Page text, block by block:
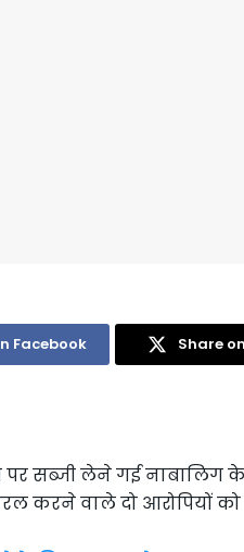
Facebook Share
सब्जी लेने गई नाबालिग
करने वाले दो आरोपियों